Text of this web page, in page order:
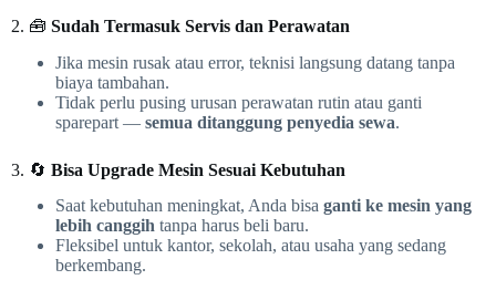
2. 🧰 Sudah Termasuk Servis dan Perawatan
Jika mesin rusak atau error, teknisi langsung datang tanpa
biaya tambahan.
Tidak perlu pusing urusan perawatan rutin atau ganti
sparepart — semua ditanggung penyedia sewa.
3. 🔄 Bisa Upgrade Mesin Sesuai Kebutuhan
Saat kebutuhan meningkat, Anda bisa ganti ke mesin yang
lebih canggih tanpa harus beli baru.
Fleksibel untuk kantor, sekolah, atau usaha yang sedang
berkembang.